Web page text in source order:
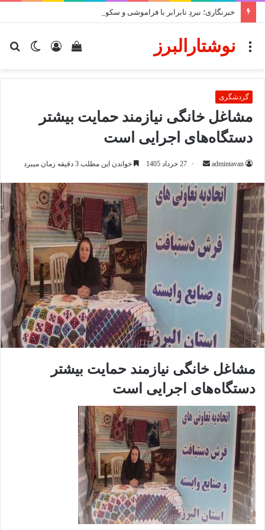
خبرنگاری؛ نبردِ نابرابر با فراموشی و سکوت
تغییر
ورود
دیدن
خرید
نوشتارالبرزمنو
گردشگری
مشاغل خانگی نیازمند حمایت بیشتر
دستگاه‌های اجرایی است
admintavan
ارسال27 خرداد 1405 خواندن این مطلب 3 دقیقه زمان میبرد
مشاغل خانگی نیازمند حمایت بیشتر
دستگاه‌های اجرایی است